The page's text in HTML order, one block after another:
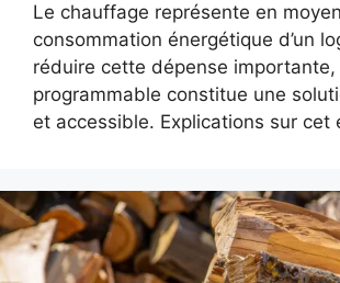
Le chauffage représente en
consommation énergétique d’un
réduire cette dépense
programmable constitue une
et accessible. Explications sur cet